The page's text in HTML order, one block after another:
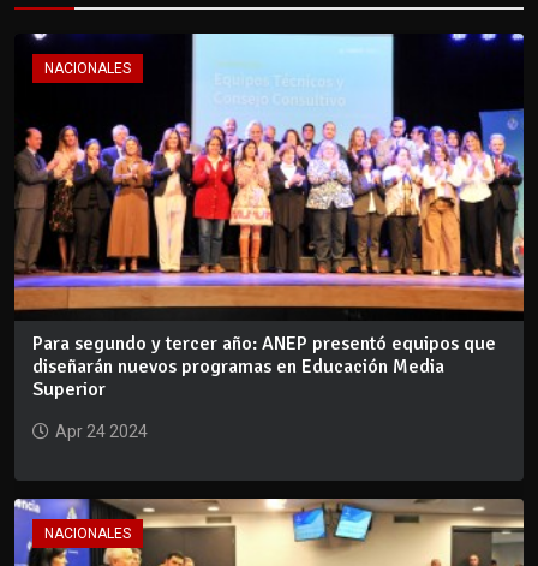
NACIONALES
Para segundo y tercer año: ANEP presentó equipos que
diseñarán nuevos programas en Educación Media
Superior
Apr 24 2024
NACIONALES